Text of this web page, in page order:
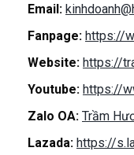
Email:
Fanpage: https://
Website: https://
Youtube: https://
Zalo OA: Trầm
Lazada: https://